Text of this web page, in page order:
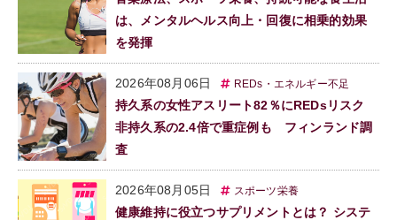
は、メンタルヘルス向上・回復に相乗的効果
を発揮
2026年08月06日 REDs・エネルギー不足
持久系の女性アスリート82％にREDsリスク
非持久系の2.4倍で重症例も フィンランド調
査
2026年08月05日 スポーツ栄養
健康維持に役立つサプリメントとは？ システ